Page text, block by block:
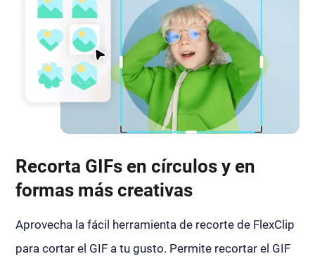
Recorta GIFs en círculos y en
formas más creativas
Aprovecha la fácil herramienta de recorte de FlexClip
para cortar el GIF a tu gusto. Permite recortar el GIF